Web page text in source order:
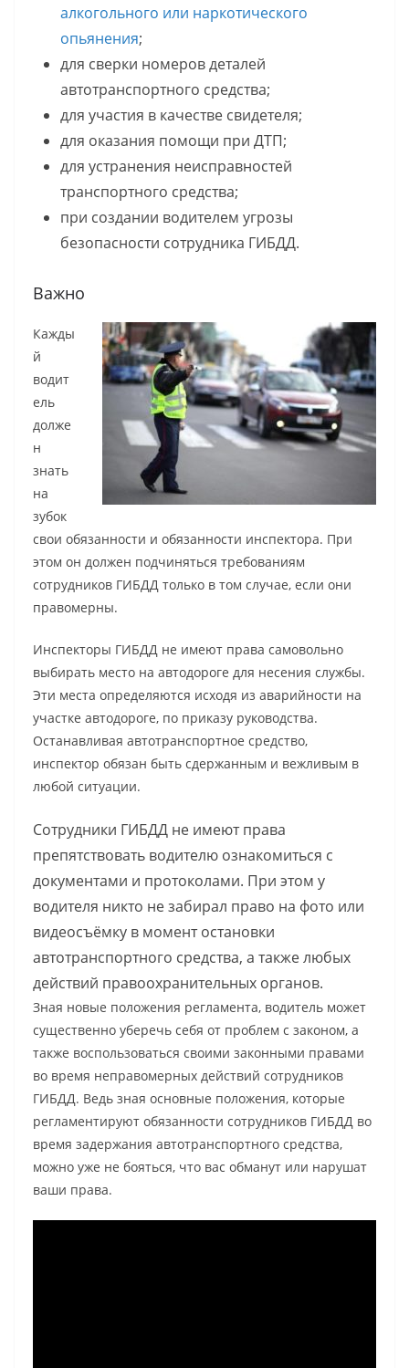
алкогольного или наркотического
опьянения;
для сверки номеров деталей
автотранспортного средства;
для участия в качестве свидетеля;
для оказания помощи при ДТП;
для устранения неисправностей
транспортного средства;
при создании водителем угрозы
безопасности сотрудника ГИБДД.
Важно
Кажды
й
водит
ель
долже
н
знать
на
зубок
свои обязанности и обязанности инспектора. При
этом он должен подчиняться требованиям
сотрудников ГИБДД только в том случае, если они
правомерны.
Инспекторы ГИБДД не имеют права самовольно
выбирать место на автодороге для несения службы.
Эти места определяются исходя из аварийности на
участке автодороге, по приказу руководства.
Останавливая автотранспортное средство,
инспектор обязан быть сдержанным и вежливым в
любой ситуации.
Сотрудники ГИБДД не имеют права
препятствовать водителю ознакомиться с
документами и протоколами. При этом у
водителя никто не забирал право на фото или
видеосъёмку в момент остановки
автотранспортного средства, а также любых
действий правоохранительных органов.
Зная новые положения регламента, водитель может
существенно уберечь себя от проблем с законом, а
также воспользоваться своими законными правами
во время неправомерных действий сотрудников
ГИБДД. Ведь зная основные положения, которые
регламентируют обязанности сотрудников ГИБДД во
время задержания автотранспортного средства,
можно уже не бояться, что вас обманут или нарушат
ваши права.